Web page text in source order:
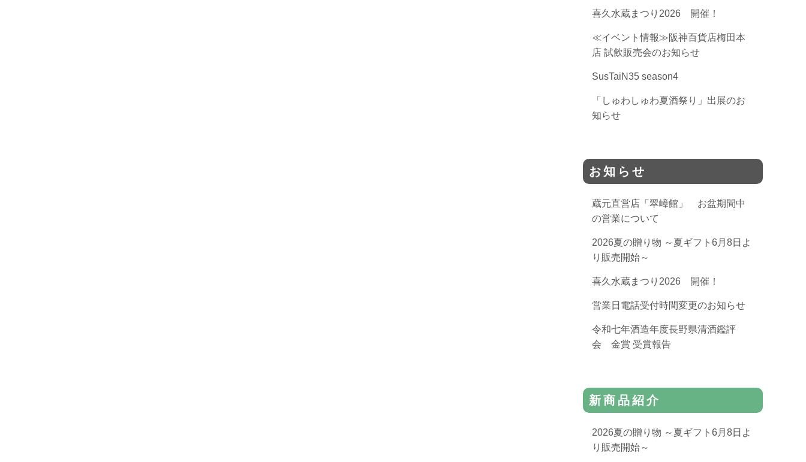
喜久水蔵まつり2026 開催！
≪イベント情報≫阪神百貨店梅田本
店 試飲販売会のお知らせ
SusTaiN35 season4
「しゅわしゅわ夏酒祭り」出展のお
知らせ
お知らせ
蔵元直営店「翠嶂館」 お盆期間中
の営業について
2026夏の贈り物 ～夏ギフト6月8日よ
り販売開始～
喜久水蔵まつり2026 開催！
営業日電話受付時間変更のお知らせ
令和七年酒造年度長野県清酒鑑評
会 金賞 受賞報告
新商品紹介
2026夏の贈り物 ～夏ギフト6月8日よ
り販売開始～